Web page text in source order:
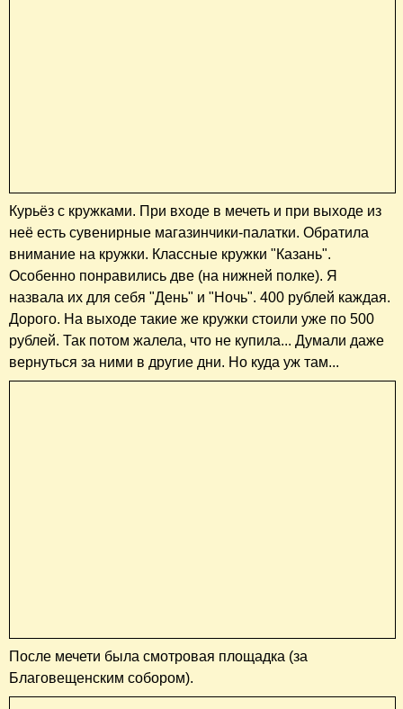
Курьёз с кружками. При входе в мечеть и при выходе из
неё есть сувенирные магазинчики-палатки. Обратила
внимание на кружки. Классные кружки "Казань".
Особенно понравились две (на нижней полке). Я
назвала их для себя "День" и "Ночь". 400 рублей каждая.
Дорого. На выходе такие же кружки стоили уже по 500
рублей. Так потом жалела, что не купила... Думали даже
вернуться за ними в другие дни. Но куда уж там...
После мечети была смотровая площадка (за
Благовещенским собором).